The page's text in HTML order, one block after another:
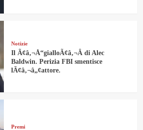
Notizie
Il Ã¢â‚¬Å“gialloÃ¢â‚¬Â di Alec
Baldwin. Perizia FBI smentisce
lÃ¢â‚¬â„¢attore.
Premi